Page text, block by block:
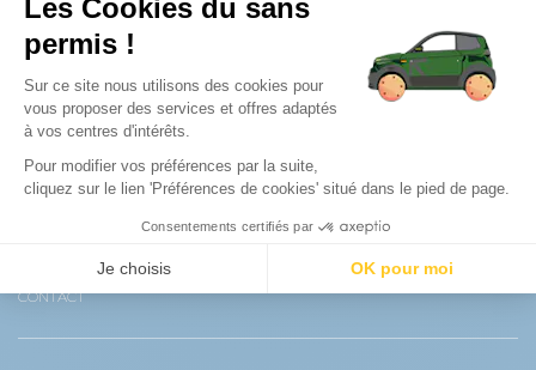
RÉSEAU
APRÈS-VENTE
FINANCEMENT ET ASSURANCE
LOCATION OLD
CONTACT